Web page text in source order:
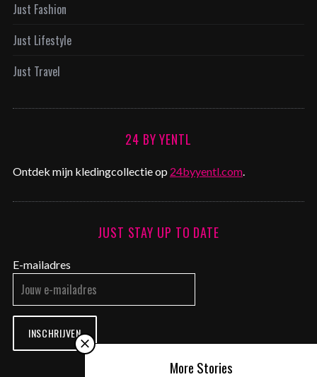
More Stories
Just Fashion
Just Lifestyle
Just Travel
24 BY YENTL
Ontdek mijn kledingcollectie op 24byyentl.com.
JUST STAY UP TO DATE
E-mailadres
INSCHRIJVEN